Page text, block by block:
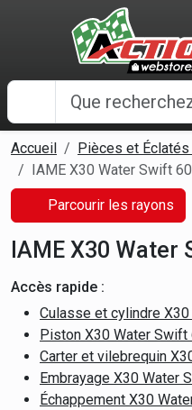
Panneau de gestion des
Accueil
Pièces et
IAME X30 Water Swift
Parcourir les rayons
IAME X30 Water
Accès rapide :
Culasse et cylindre
Piston X30 Water Swift
Carter et vilebrequin
Embrayage X30 Water
Échappement X30